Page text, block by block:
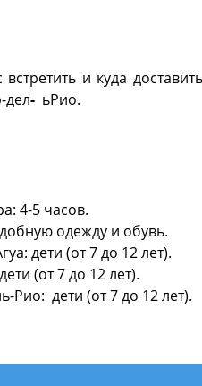
и куда
дел- ьРио.
4-5 часов.
одежду и обувь.
дети (от 7 до 12 лет).
(от 7 до 12 лет).
Рио: дети (от 7 до 12 лет).